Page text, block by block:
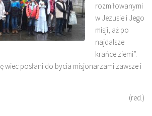
rozmiłowanymi
w Jezusie i Jego
misji, aż po
najdalsze
krańce ziemi”.
wiec posłani do bycia misjonarzami zawsze i
(red.)